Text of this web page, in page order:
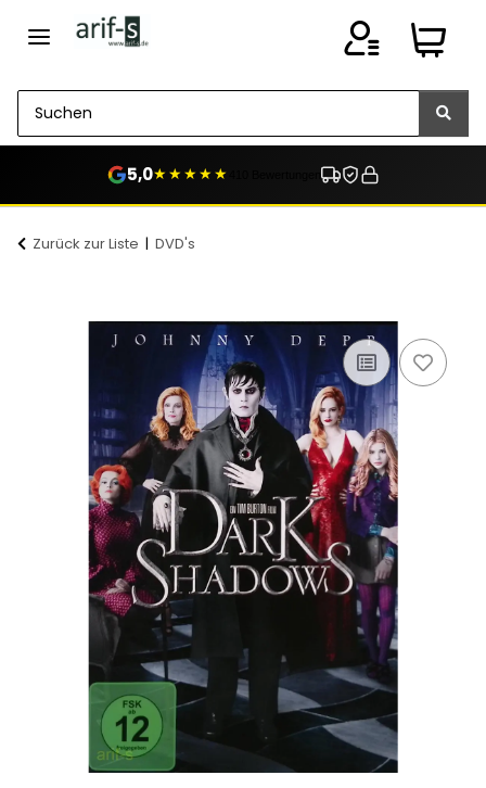
5,0★★★★★
Zurück zur Liste DVD's